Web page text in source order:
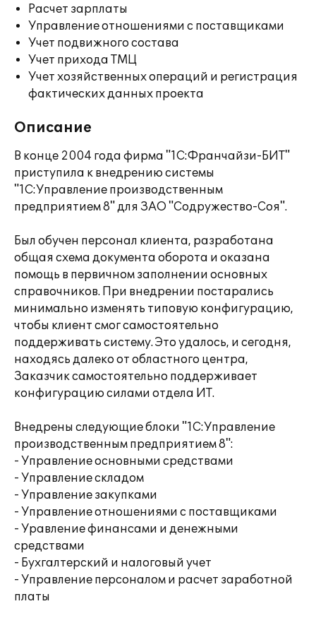
Расчет зарплаты
Управление отношениями с поставщиками
Учет подвижного состава
Учет прихода ТМЦ
Учет хозяйственных операций и регистрация
фактических данных проекта
Описание
В конце 2004 года фирма "1С:Франчайзи-БИТ"
приступила к внедрению системы
"1С:Управление производственным
предприятием 8" для ЗАО "Содружество-Соя".
Был обучен персонал клиента, разработана
общая схема документа оборота и оказана
помощь в первичном заполнении основных
справочников. При внедрении постарались
минимально изменять типовую конфигурацию,
чтобы клиент смог самостоятельно
поддерживать систему. Это удалось, и сегодня,
находясь далеко от областного центра,
Заказчик самостоятельно поддерживает
конфигурацию силами отдела ИТ.
Внедрены следующие блоки "1С:Управление
производственным предприятием 8":
- Управление основными средствами
- Управление складом
- Управление закупками
- Управление отношениями с поставщиками
- Уравление финансами и денежными
средствами
- Бухгалтерский и налоговый учет
- Управление персоналом и расчет заработной
платы